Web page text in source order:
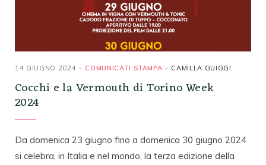
14 GIUGNO 2024 COMUNICATI STAMPA CAMILLA GUIGGI
Cocchi e la Vermouth di Torino Week
2024​
Da domenica 23 giugno fino a domenica 30 giugno 2024
si celebra, in Italia e nel mondo, la terza edizione della